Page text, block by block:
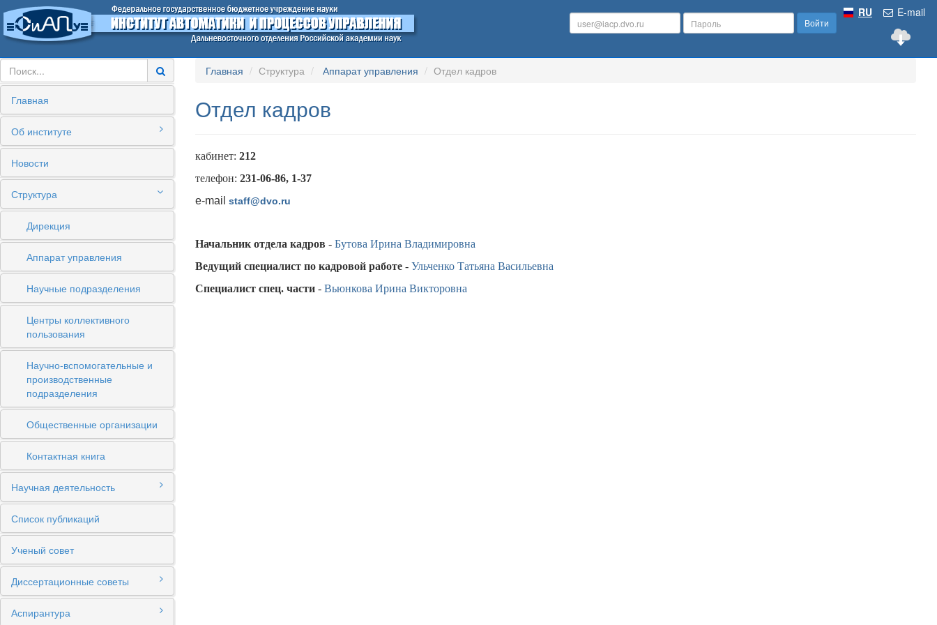
E-mail
RU
Войти
Главная
Об институте
Новости
Структура
Дирекция
Аппарат управления
Научные подразделения
Центры коллективного
пользования
Научно-вспомогательные и
производственные
подразделения
Общественные организации
Контактная книга
Научная деятельность
Список публикаций
Ученый совет
Диссертационные советы
Аспирантура
Главная Структура Аппарат управления Отдел кадров
Отдел кадров
кабинет: 212
телефон: 231-06-86, 1-37
e-mail staff@dvo.ru
Начальник отдела кадров - Бутова Ирина Владимировна
Ведущий специалист по кадровой работе - Ульченко Татьяна Васильевна
Специалист спец. части - Вьюнкова Ирина Викторовна